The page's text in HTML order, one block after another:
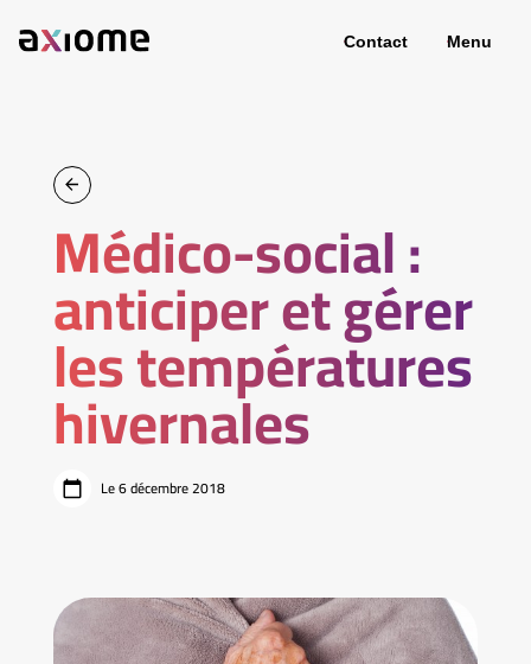
Contact Menu
Médico-social :
anticiper et gérer
les températures
hivernales
Le 6 décembre 2018